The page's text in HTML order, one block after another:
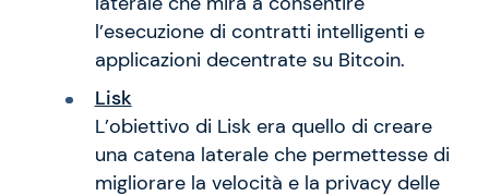
l’esecuzione di contratti intelligenti e
applicazioni decentrate su Bitcoin.
Lisk
L’obiettivo di Lisk era quello di creare
una catena laterale che permettesse di
migliorare la velocità e la privacy delle